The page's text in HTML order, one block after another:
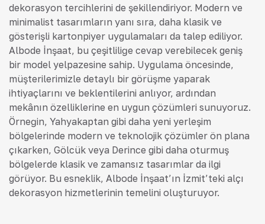
dekorasyon tercihlerini de şekillendiriyor. Modern ve
minimalist tasarımların yanı sıra, daha klasik ve
gösterişli kartonpiyer uygulamaları da talep ediliyor.
Albode İnşaat, bu çeşitliliğe cevap verebilecek geniş
bir model yelpazesine sahip. Uygulama öncesinde,
müşterilerimizle detaylı bir görüşme yaparak
ihtiyaçlarını ve beklentilerini anlıyor, ardından
mekânın özelliklerine en uygun çözümleri sunuyoruz.
Örneğin, Yahyakaptan gibi daha yeni yerleşim
bölgelerinde modern ve teknolojik çözümler ön plana
çıkarken, Gölcük veya Derince gibi daha oturmuş
bölgelerde klasik ve zamansız tasarımlar da ilgi
görüyor. Bu esneklik, Albode İnşaat’ın İzmit’teki alçı
dekorasyon hizmetlerinin temelini oluşturuyor.